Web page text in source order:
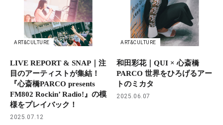
ART&CULTURE
LIVE REPORT & SNAP｜注
目のアーティストが集結！
『心斎橋PARCO presents
FM802 Rockin’ Radio!』の模
様をプレイバック！
2025.07.12
ART&CULTURE
和田彩花｜QUI × 心斎橋
PARCO 世界をひろげるアー
トのミカタ
2025.06.07